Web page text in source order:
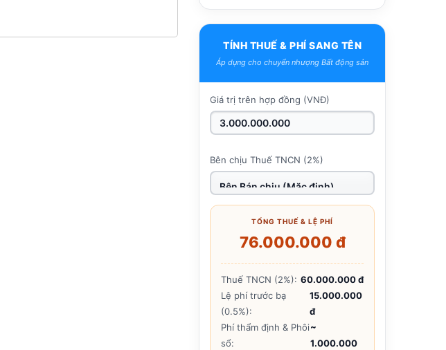
TÍNH THUẾ & PHÍ SANG TÊN
Áp dụng cho chuyển nhượng Bất động sản
Giá trị trên hợp đồng (VNĐ)
Bên chịu Thuế TNCN (2%)
TỔNG THUẾ & LỆ PHÍ
76.000.000 đ
Thuế TNCN (2%): 60.000.000 đ
Lệ phí trước bạ
(0.5%):
15.000.000
đ
Phí thẩm định & Phôi
sổ:
~
1.000.000